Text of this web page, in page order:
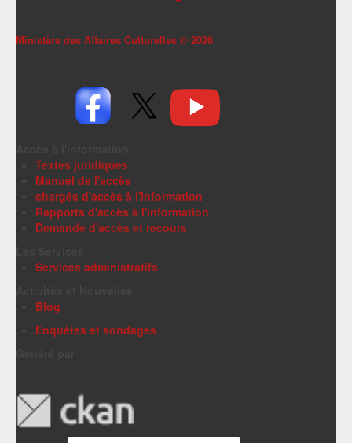
Ministère des Affaires Culturelles © 2026
Textes juridiques
Manuel de l'accès
chargés d'accès à l'information
Rapports d'accès à l'information
Demande d'accès et recours
Services administratifs
Blog
Enquêtes et sondages